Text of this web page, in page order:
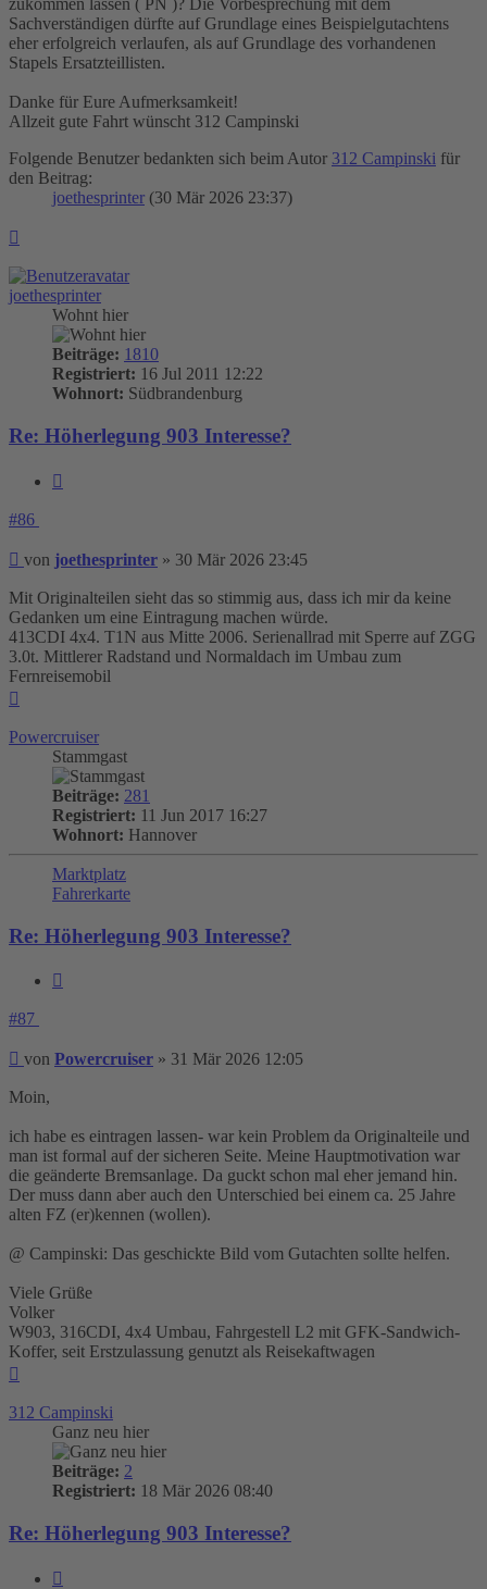
zukommen lassen ( PN )? Die Vorbesprechung mit dem
Sachverständigen dürfte auf Grundlage eines Beispielgutachtens
eher erfolgreich verlaufen, als auf Grundlage des vorhandenen
Stapels Ersatzteillisten.
Danke für Eure Aufmerksamkeit!
Allzeit gute Fahrt wünscht 312 Campinski
Folgende Benutzer bedankten sich beim Autor 312 Campinski für
den Beitrag:
joethesprinter (30 Mär 2026 23:37)
joethesprinter
Wohnt hier
Beiträge: 1810
Registriert: 16 Jul 2011 12:22
Wohnort: Südbrandenburg
Re: Höherlegung 903 Interesse?
#86
Beitrag
von joethesprinter » 30 Mär 2026 23:45
Mit Originalteilen sieht das so stimmig aus, dass ich mir da keine
Gedanken um eine Eintragung machen würde.
413CDI 4x4. T1N aus Mitte 2006. Serienallrad mit Sperre auf ZGG
3.0t. Mittlerer Radstand und Normaldach im Umbau zum
Fernreisemobil
Powercruiser
Stammgast
Beiträge: 281
Registriert: 11 Jun 2017 16:27
Wohnort: Hannover
Marktplatz
Fahrerkarte
Re: Höherlegung 903 Interesse?
#87
Beitrag
von Powercruiser » 31 Mär 2026 12:05
Moin,
ich habe es eintragen lassen- war kein Problem da Originalteile und
man ist formal auf der sicheren Seite. Meine Hauptmotivation war
die geänderte Bremsanlage. Da guckt schon mal eher jemand hin.
Der muss dann aber auch den Unterschied bei einem ca. 25 Jahre
alten FZ (er)kennen (wollen).
@ Campinski: Das geschickte Bild vom Gutachten sollte helfen.
Viele Grüße
Volker
W903, 316CDI, 4x4 Umbau, Fahrgestell L2 mit GFK-Sandwich-
Koffer, seit Erstzulassung genutzt als Reisekaftwagen
312 Campinski
Ganz neu hier
Beiträge: 2
Registriert: 18 Mär 2026 08:40
Re: Höherlegung 903 Interesse?